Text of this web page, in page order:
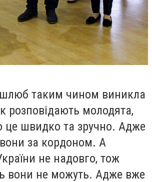
шлюб таким чином виникла
розповідають молодята,
це швидко та зручно. Адже
за кордоном. А
не надовго, тож
вони не можуть. Адже вже